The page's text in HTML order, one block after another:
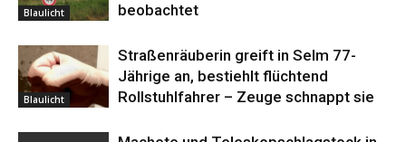
Blaulicht
beobachtet
Blaulicht
Straßenräuberin greift in Selm 77-
Jährige an, bestiehlt flüchtend
Rollstuhlfahrer – Zeuge schnappt sie